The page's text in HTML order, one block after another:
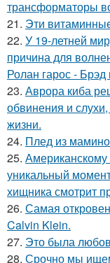
трансформаторы
21. Эти
22. У 19-летней
причина для
Ролан гарос - Брэд
23. Аврора киба
обвинения и
жизни.
24. Плед из
25. Американскому
уникальный
хищника смотрит
26. Самая
Calvin Klein.
27. Это была
28. Срочно мы